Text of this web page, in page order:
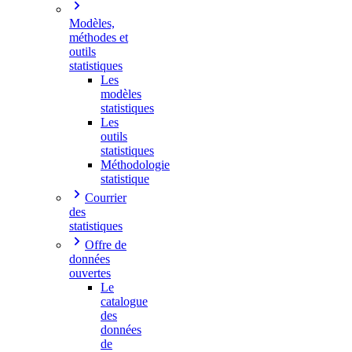
Modèles,
méthodes et
outils
statistiques
Les
modèles
statistiques
Les
outils
statistiques
Méthodologie
statistique
Courrier
des
statistiques
Offre de
données
ouvertes
Le
catalogue
des
données
de